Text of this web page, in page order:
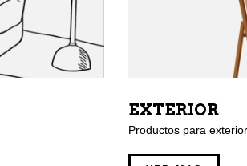
EXTERIOR
Productos para exterior